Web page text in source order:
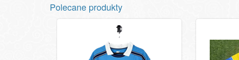
Polecane produkty